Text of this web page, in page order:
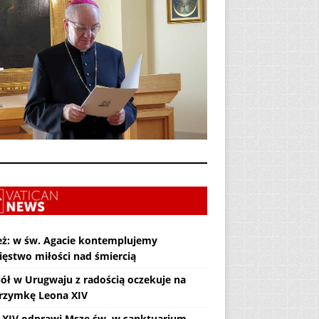
w św. Agacie kontemplujemy
miłości nad śmiercią
w Urugwaju z radością oczekuje na
Leona XIV